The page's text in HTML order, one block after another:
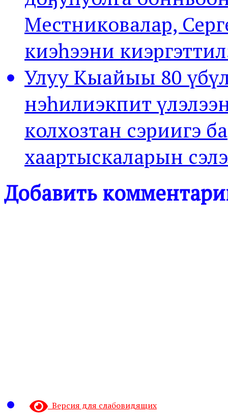
Местниковалар,
киэһээни
Улуу Кыайыы 80
нэһилиэкпит
колхозтан сэриигэ
хаартыскаларын
Добавить
Версия для слабовидящих